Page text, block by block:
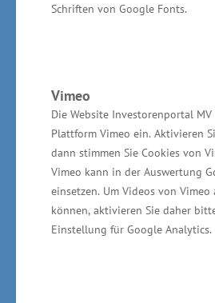
Schriften von Google Fonts.
Vimeo
Die Website Investorenportal
Plattform Vimeo ein. Aktivieren
dann stimmen Sie Cookies von
Vimeo kann in der Auswertung
einsetzen. Um Videos von Vimeo
können, aktivieren Sie daher
Einstellung für Google Analytics.
Entwicklungsförderung in
Vorpommern werden von
und
geplanten 168 Millionen
gebunden“, so Rudolph
Insgesamt wurden 88,5
Euro für 63